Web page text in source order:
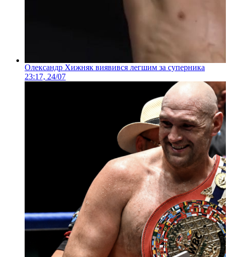
Олександр Хижняк виявився легшим за суперника
23:17, 24/07